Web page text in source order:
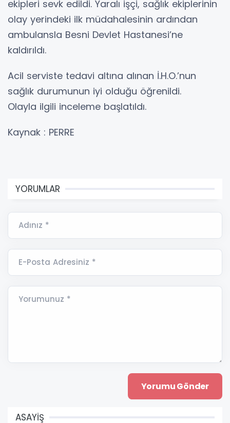
ekipleri sevk edildi. Yaralı işçi, sağlık ekiplerinin
olay yerindeki ilk müdahalesinin ardından
ambulansla Besni Devlet Hastanesi’ne
kaldırıldı.
Acil serviste tedavi altına alınan İ.H.O.’nun
sağlık durumunun iyi olduğu öğrenildi.
Olayla ilgili inceleme başlatıldı.
Kaynak : PERRE
YORUMLAR
Adınız *
E-Posta Adresiniz *
Yorumunuz *
ASAYİŞ